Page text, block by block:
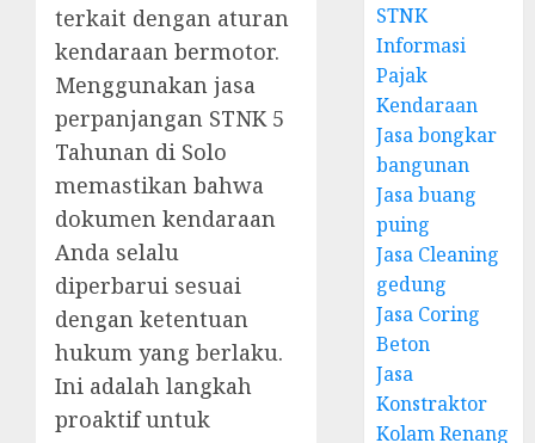
terkait dengan aturan
kendaraan bermotor.
Menggunakan jasa
perpanjangan STNK 5
Tahunan di Solo
memastikan bahwa
dokumen kendaraan
Anda selalu
diperbarui sesuai
dengan ketentuan
hukum yang berlaku.
Ini adalah langkah
proaktif untuk
STNK
Informasi
Pajak
Kendaraan
Jasa bongkar
bangunan
Jasa buang
puing
Jasa Cleaning
gedung
Jasa Coring
Beton
Jasa
Konstraktor
Kolam Renang